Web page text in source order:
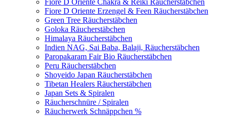
Fiore D Oriente Chakra & Reiki Räucherstäbchen
Fiore D Oriente Erzengel & Feen Räucherstäbchen
Green Tree Räucherstäbchen
Goloka Räucherstäbchen
Himalaya Räucherstäbchen
Indien NAG, Sai Baba, Balaji, Räucherstäbchen
Paropakaram Fair Bio Räucherstäbchen
Peru Räucherstäbchen
Shoyeido Japan Räucherstäbchen
Tibetan Healers Räucherstäbchen
Japan Sets & Spiralen
Räucherschnüre / Spiralen
Räucherwerk Schnäppchen %